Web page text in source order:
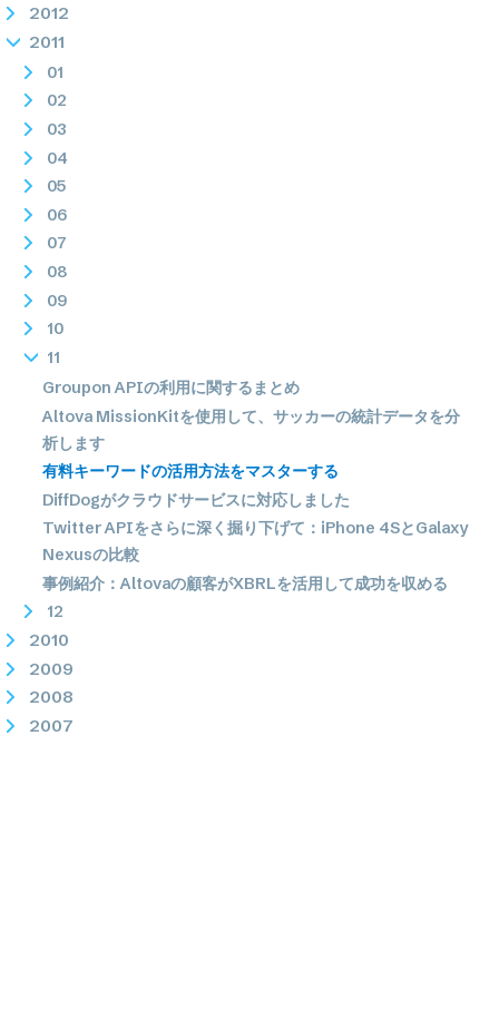
2012
2011
01
02
03
04
05
06
07
08
09
10
11
Groupon APIの利用に関するまとめ
Altova MissionKitを使用して、サッカーの統計データを分
析します
有料キーワードの活用方法をマスターする
DiffDogがクラウドサービスに対応しました
Twitter APIをさらに深く掘り下げて：iPhone 4SとGalaxy
Nexusの比較
事例紹介：Altovaの顧客がXBRLを活用して成功を収める
12
2010
2009
2008
2007